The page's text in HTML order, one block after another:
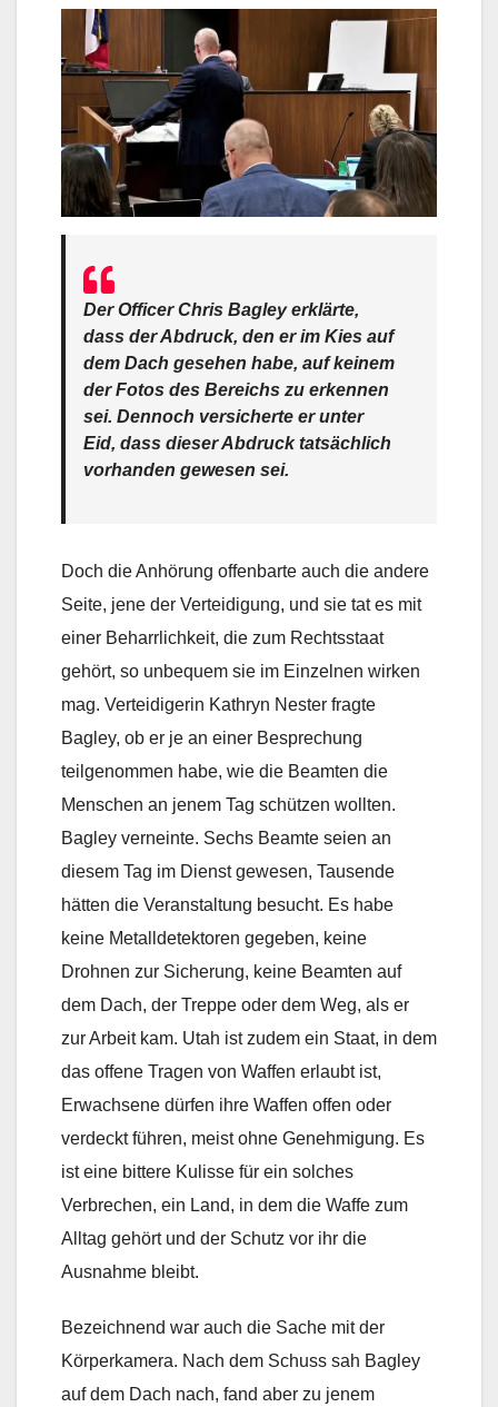
Der Officer Chris Bagley erklärte,
dass der Abdruck, den er im Kies auf
dem Dach gesehen habe, auf keinem
der Fotos des Bereichs zu erkennen
sei. Dennoch versicherte er unter
Eid, dass dieser Abdruck tatsächlich
vorhanden gewesen sei.
Doch die Anhörung offenbarte auch die andere
Seite, jene der Verteidigung, und sie tat es mit
einer Beharrlichkeit, die zum Rechtsstaat
gehört, so unbequem sie im Einzelnen wirken
mag. Verteidigerin Kathryn Nester fragte
Bagley, ob er je an einer Besprechung
teilgenommen habe, wie die Beamten die
Menschen an jenem Tag schützen wollten.
Bagley verneinte. Sechs Beamte seien an
diesem Tag im Dienst gewesen, Tausende
hätten die Veranstaltung besucht. Es habe
keine Metalldetektoren gegeben, keine
Drohnen zur Sicherung, keine Beamten auf
dem Dach, der Treppe oder dem Weg, als er
zur Arbeit kam. Utah ist zudem ein Staat, in dem
das offene Tragen von Waffen erlaubt ist,
Erwachsene dürfen ihre Waffen offen oder
verdeckt führen, meist ohne Genehmigung. Es
ist eine bittere Kulisse für ein solches
Verbrechen, ein Land, in dem die Waffe zum
Alltag gehört und der Schutz vor ihr die
Ausnahme bleibt.
Bezeichnend war auch die Sache mit der
Körperkamera. Nach dem Schuss sah Bagley
auf dem Dach nach, fand aber zu jenem